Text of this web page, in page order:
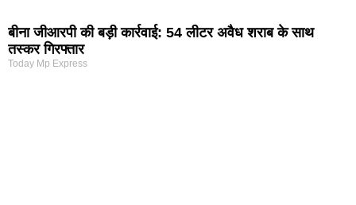
बीना जीआरपी की बड़ी कार्रवाई: 54 लीटर अवैध शराब के साथ
तस्कर गिरफ्तार
Today Mp Express